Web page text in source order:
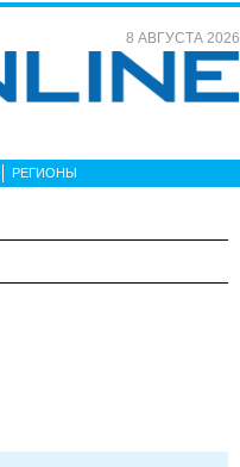
8 АВГУСТА 2026
РЕГИОНЫ